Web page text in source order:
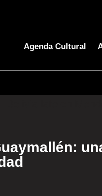
Agenda Cultural